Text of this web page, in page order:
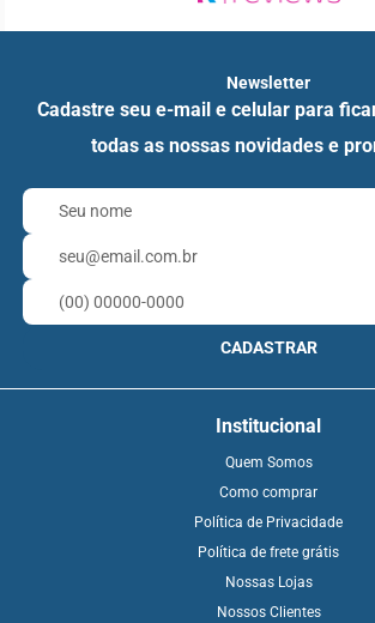
Newsletter
Cadastre seu e-mail e celular para
todas as nossas novidades e
CADASTRAR
Institucional
Quem Somos
Como comprar
Política de Privacidade
Política de frete grátis
Nossas Lojas
Nossos Clientes